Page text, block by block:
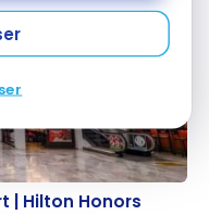
Hilton Honors
| Hilton Honors